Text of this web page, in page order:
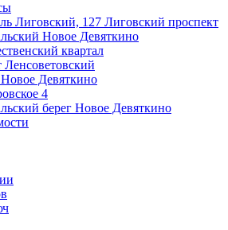
Лиговский, 127 Лиговский проспект
Новое Девяткино
квартал
Ленсоветовский
Новое Девяткино
4
берег Новое Девяткино